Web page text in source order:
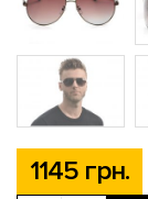
1145 грн.